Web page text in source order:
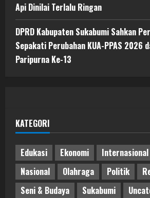
Api Dinilai Terlalu Ringan
DPRD Kabupaten Sukabumi Sahkan
Sepakati Perubahan KUA-PPAS 2026
Paripurna Ke-13
KATEGORI
Edukasi Ekonomi Internasional
Nasional
Olahraga Politik
Seni & Budaya
Sukabumi